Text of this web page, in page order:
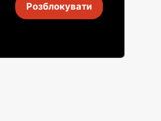
30 лип. 6 серп. 2026
Розблокувати